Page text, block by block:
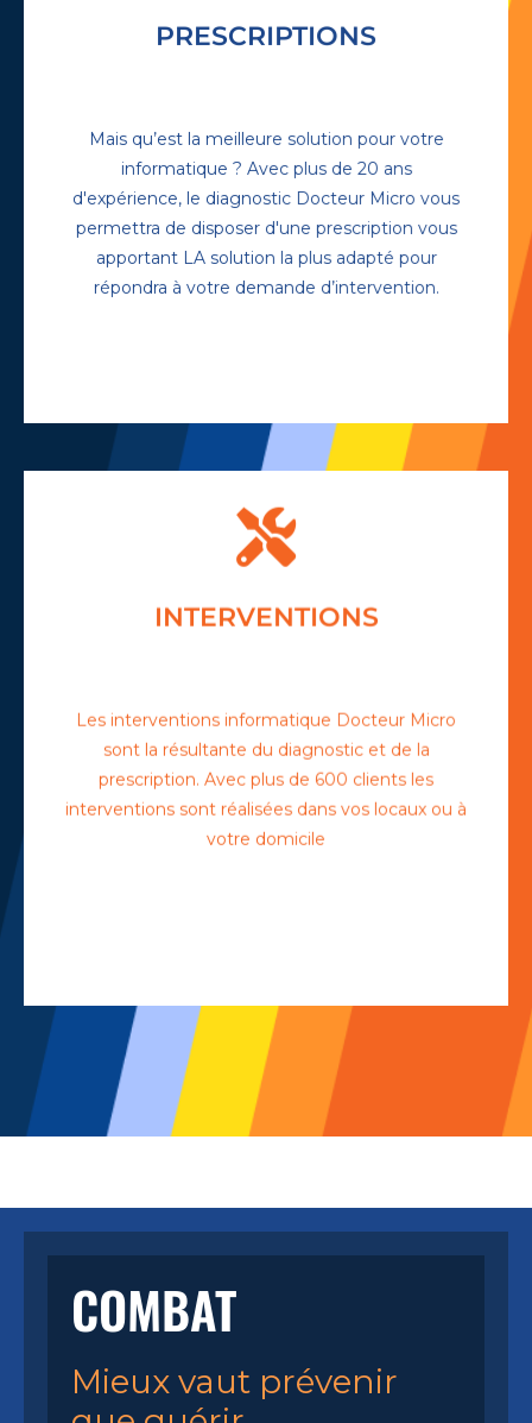
PRESCRIPTIONS
Mais qu’est la meilleure solution pour votre
informatique ? Avec plus de 20 ans
d'expérience, le diagnostic Docteur Micro vous
permettra de disposer d'une prescription vous
apportant LA solution la plus adapté pour
répondra à votre demande d’intervention.
Les prescriptions Docteur Micro sont en
renouvellement de votre matériel
informatique, l’accompagnement et
l’assistance que vous pouvez attendre.
EN SAVOIR PLUS +
INTERVENTIONS
Les interventions informatique Docteur Micro
sont la résultante du diagnostic et de la
prescription. Avec plus de 600 clients les
interventions sont réalisées dans vos locaux ou à
votre domicile
oridinateur en suivant les prescirption qui
ont été prescrites.
EN SAVOIR PLUS +
COMBAT
Mieux vaut prévenir